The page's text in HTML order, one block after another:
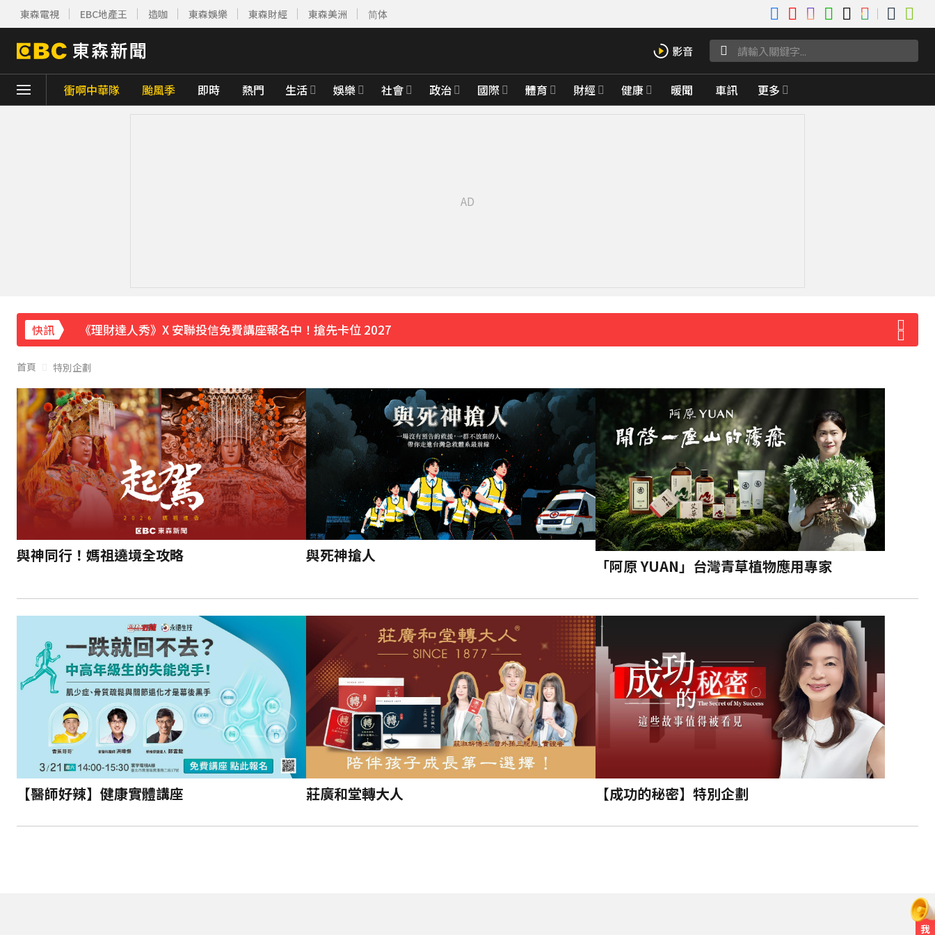
東森電視 EBC地產王 造咖 東森娛樂 東森財經 東森美洲 简体
衝啊中華隊 颱風季 即時 熱門 生活 娛樂 社會 政治 國際 體育 財經 健康 暖聞 車訊 更多
快訊
《理財達人秀》X 安聯投信免費講座報名中！搶先卡位 2027
後悔讓Lulu嫁給陳漢典！Lu爸落淚吐「真實原因」陳漢典壓力爆棚
下載東森App，隨時掌握天下大小事！
今關公誕辰可求財！3種神像 拜錯恐影響財運
5分鐘前
首頁 特別企劃
與神同行！媽祖遶境全攻略 與死神搶人
「阿原 YUAN」台灣青草植物應用專家
【醫師好辣】健康實體講座 莊廣和堂轉大人 【成功的秘密】特別企劃